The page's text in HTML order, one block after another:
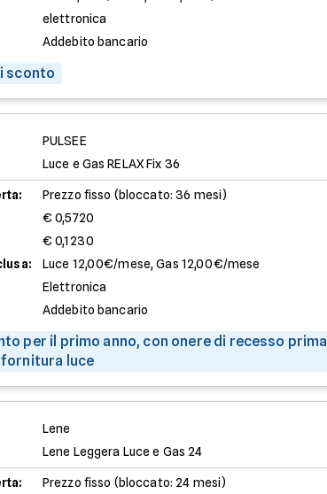
elettronica
Addebito bancario
sconto
PULSEE
Luce e Gas RELAX Fix 36
Prezzo fisso (bloccato: 36 mesi)
€ 0,5720
€ 0,1230
Luce 12,00€/mese, Gas 12,00€/mese
Elettronica
Addebito bancario
per il primo anno, con onere di recesso
fornitura luce
Lene
Lene Leggera Luce e Gas 24
Prezzo fisso (bloccato: 24 mesi)